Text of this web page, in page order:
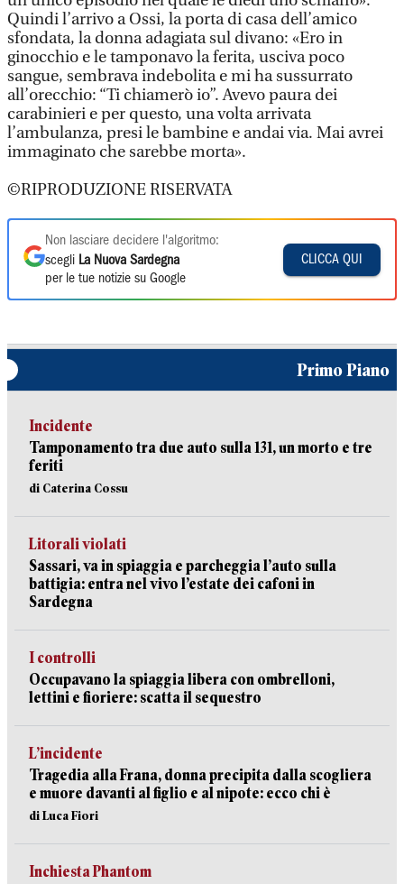
Quindi l’arrivo a Ossi, la porta di casa dell’amico
sfondata, la donna adagiata sul divano: «Ero in
ginocchio e le tamponavo la ferita, usciva poco
sangue, sembrava indebolita e mi ha sussurrato
all’orecchio: “Ti chiamerò io”. Avevo paura dei
carabinieri e per questo, una volta arrivata
l’ambulanza, presi le bambine e andai via. Mai avrei
immaginato che sarebbe morta».
©RIPRODUZIONE RISERVATA
Non lasciare decidere l'algoritmo:
scegli La Nuova Sardegna
per le tue notizie su Google
CLICCA QUI
Primo Piano
Incidente
Tamponamento tra due auto sulla 131, un morto e tre
feriti
di Caterina Cossu
Litorali violati
Sassari, va in spiaggia e parcheggia l’auto sulla
battigia: entra nel vivo l’estate dei cafoni in
Sardegna
I controlli
Occupavano la spiaggia libera con ombrelloni,
lettini e fioriere: scatta il sequestro
L’incidente
Tragedia alla Frana, donna precipita dalla scogliera
e muore davanti al figlio e al nipote: ecco chi è
di Luca Fiori
Inchiesta Phantom